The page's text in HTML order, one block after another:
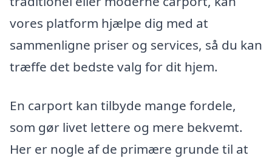
vores platform hjælpe dig med at
sammenligne priser og services, så du kan
træffe det bedste valg for dit hjem.
En carport kan tilbyde mange fordele,
som gør livet lettere og mere bekvemt.
Her er nogle af de primære grunde til at